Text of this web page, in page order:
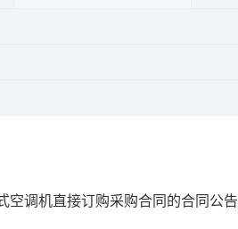
空调机直接订购采购合同的合同公告